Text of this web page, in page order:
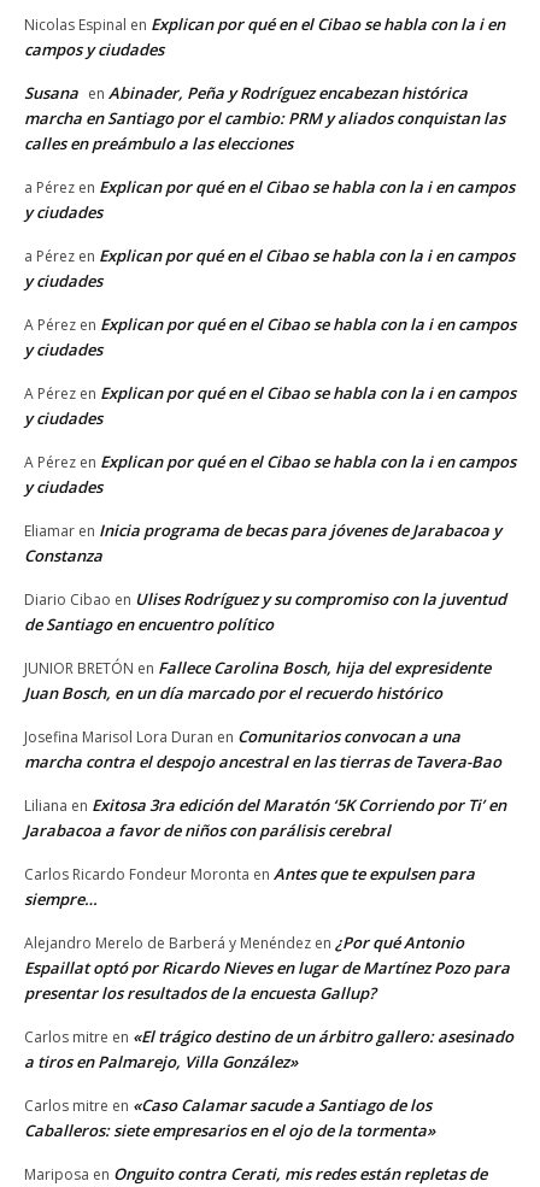
Nicolas Espinal en Explican por qué en el Cibao se habla con la i en
campos y ciudades
Susana en Abinader, Peña y Rodríguez encabezan histórica
marcha en Santiago por el cambio: PRM y aliados conquistan las
calles en preámbulo a las elecciones
a Pérez en Explican por qué en el Cibao se habla con la i en campos
y ciudades
a Pérez en Explican por qué en el Cibao se habla con la i en campos
y ciudades
A Pérez en Explican por qué en el Cibao se habla con la i en campos
y ciudades
A Pérez en Explican por qué en el Cibao se habla con la i en campos
y ciudades
A Pérez en Explican por qué en el Cibao se habla con la i en campos
y ciudades
Eliamar en Inicia programa de becas para jóvenes de Jarabacoa y
Constanza
Diario Cibao en Ulises Rodríguez y su compromiso con la juventud
de Santiago en encuentro político
JUNIOR BRETÓN en Fallece Carolina Bosch, hija del expresidente
Juan Bosch, en un día marcado por el recuerdo histórico
Josefina Marisol Lora Duran en Comunitarios convocan a una
marcha contra el despojo ancestral en las tierras de Tavera-Bao
Liliana en Exitosa 3ra edición del Maratón ‘5K Corriendo por Ti’ en
Jarabacoa a favor de niños con parálisis cerebral
Carlos Ricardo Fondeur Moronta en Antes que te expulsen para
siempre…
Alejandro Merelo de Barberá y Menéndez en ¿Por qué Antonio
Espaillat optó por Ricardo Nieves en lugar de Martínez Pozo para
presentar los resultados de la encuesta Gallup?
Carlos mitre en «El trágico destino de un árbitro gallero: asesinado
a tiros en Palmarejo, Villa González»
Carlos mitre en «Caso Calamar sacude a Santiago de los
Caballeros: siete empresarios en el ojo de la tormenta»
Mariposa en Onguito contra Cerati, mis redes están repletas de